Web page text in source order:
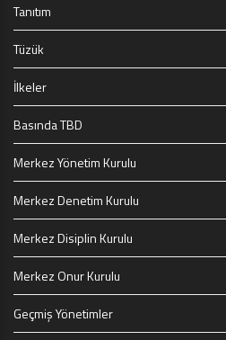
Tanıtım
Tüzük
İlkeler
Basında TBD
Merkez Yönetim Kurulu
Merkez Denetim Kurulu
Merkez Disiplin Kurulu
Merkez Onur Kurulu
Geçmiş Yönetimler